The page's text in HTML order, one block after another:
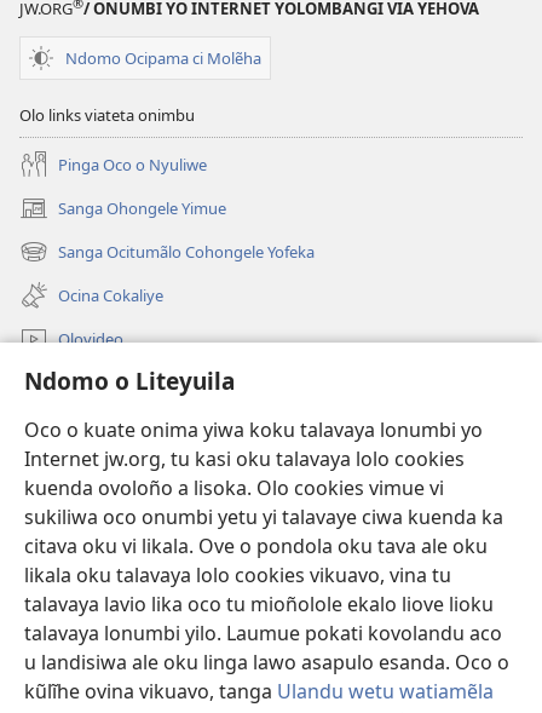
Ndomo o Liteyuila
Oco o kuate onima yiwa koku talavaya lonumbi yo
Internet jw.org, tu kasi oku talavaya lolo cookies
kuenda ovoloño a lisoka. Olo cookies vimue vi
sukiliwa oco onumbi yetu yi talavaye ciwa kuenda ka
citava oku vi likala. Ove o pondola oku tava ale oku
likala oku talavaya lolo cookies vikuavo, vina tu
talavaya lavio lika oco tu mioñolole ekalo liove lioku
talavaya lonumbi yilo. Laumue pokati kovolandu aco
u landisiwa ale oku linga lawo asapulo esanda. Oco o
kũlĩhe ovina vikuavo, tanga Ulandu wetu watiamẽla
JW.ORG / ONUMBI YO INTERNET YOLOMBANGI VIA YEHOVA
Ndomo Ocipama ci Molẽha
Olo links viateta onimbu
Pinga Oco o Nyuliwe
Sanga Ohongele Yimue
(yikula
onjanela
yokaliye)
Sanga Ocitumãlo Cohongele Yofeka
(yikula
onjanela
yokaliye)
Ocina Cokaliye
Olovideo
Videos with Audio Descriptions
Sandiliya
Ekuatiso
Olombanjaile
(yikula
onjanela
yokaliye)OCISELEKO CALIVULU VO INTERNET Colombangi Via
Yehova™
(yikula
onjanela
yokaliye)JW Hub
(yikula
onjanela